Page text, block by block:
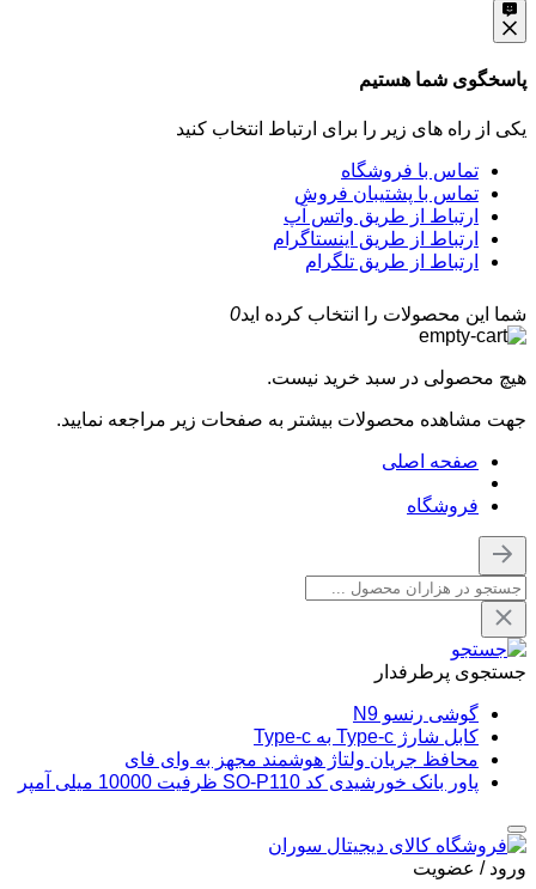
پاسخگوی شما هستیم
یکی از راه های زیر را برای ارتباط انتخاب کنید
تماس با فروشگاه
تماس با پشتیبان فروش
ارتباط از طریق واتس آپ
ارتباط از طریق اینستاگرام
ارتباط از طریق تلگرام
شما این محصولات را انتخاب کرده اید0
هیچ محصولی در سبد خرید نیست.
جهت مشاهده محصولات بیشتر به صفحات زیر مراجعه نمایید.
صفحه اصلی
فروشگاه
جستجوی پرطرفدار
گوشی رنسو N9
کابل شارژ Type-c به Type-c
محافظ جریان ولتاژ هوشمند مجهز به وای فای
پاور بانک خورشیدی کد SO-P110 ظرفیت 10000 میلی آمپر
ورود / عضویت